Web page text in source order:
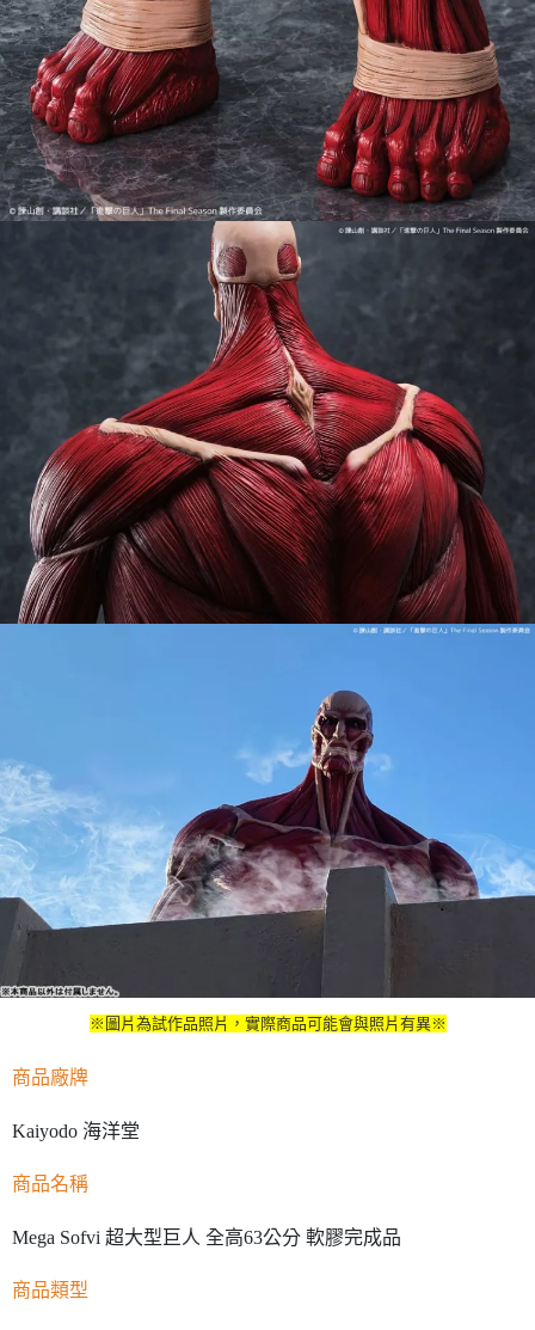
※圖片為試作品照片，實際商品可能會與照片有異※
商品廠牌
Kaiyodo 海洋堂
商品名稱
Mega Sofvi 超大型巨人 全高63公分 軟膠完成品
商品類型